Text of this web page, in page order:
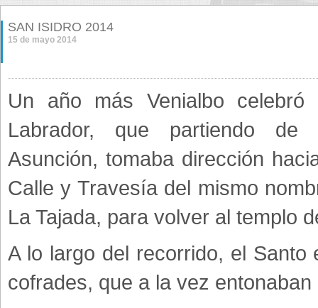
SAN ISIDRO 2014
15 de mayo 2014
Un año más Venialbo
Labrador, que partiendo
Asunción, tomaba dirección
Calle y Travesía del mismo
La Tajada, para volver al templo
A lo largo del recorrido, el
cofrades, que a la vez